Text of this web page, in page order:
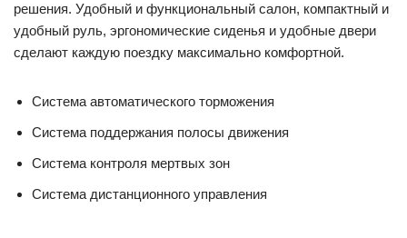
решения. Удобный и функциональный салон, компактный и
удобный руль, эргономические сиденья и удобные двери
сделают каждую поездку максимально комфортной.
Система автоматического торможения
Система поддержания полосы движения
Система контроля мертвых зон
Система дистанционного управления